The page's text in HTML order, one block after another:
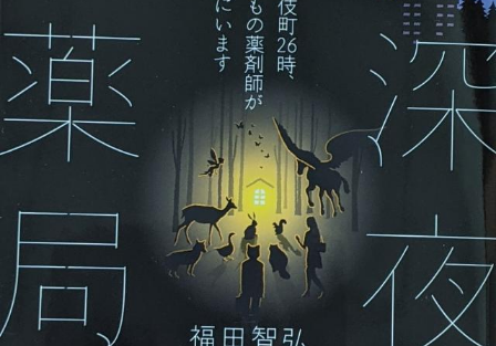
サンキュー配送対象 レビューキャンペーン
キーワード